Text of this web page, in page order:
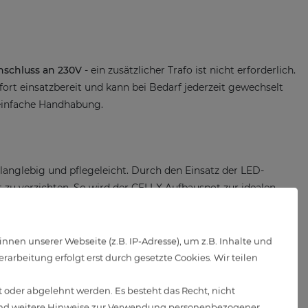
an 230V - ein zusätzlicher Trafo ist nicht erforderlich.
einsatzbereit und kann bei Bedarf jederzeit gewechselt
Handhabung.
und pflegeleicht. Durch den Einsatz der LED-
verzichten. So wird der CELI-X Aufbauspot zur idealen
unserer Webseite (z.B. IP-Adresse), um z.B. Inhalte und
erfolgt erst durch gesetzte Cookies. Wir teilen
abgelehnt werden. Es besteht das Recht, nicht